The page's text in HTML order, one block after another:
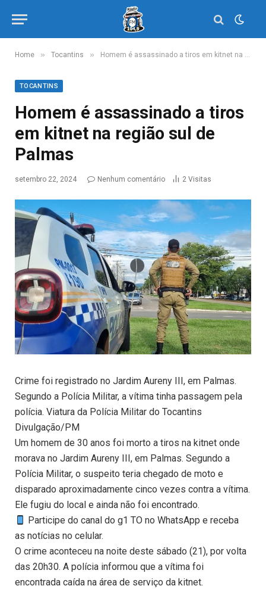
Home » Tocantins » Homem é assassinado a tiros em kitnet na região sul de Palmas
TOCANTINS
Homem é assassinado a tiros
em kitnet na região sul de
Palmas
setembro 22, 2024 Nenhum comentário 2 Visitas
Crime foi registrado no Jardim Aureny III, em Palmas.
Segundo a Polícia Militar, a vítima tinha passagem pela
polícia. Viatura da Polícia Militar do Tocantins
Divulgação/PM
Um homem de 30 anos foi morto a tiros na kitnet onde
morava no Jardim Aureny III, em Palmas. Segundo a
Polícia Militar, o suspeito teria chegado de moto e
disparado aproximadamente cinco vezes contra a vítima.
Ele fugiu do local e ainda não foi encontrado.
Participe do canal do g1 TO no WhatsApp e receba
as notícias no celular.
O crime aconteceu na noite deste sábado (21), por volta
das 20h30. A polícia informou que a vítima foi
encontrada caída na área de serviço da kitnet.